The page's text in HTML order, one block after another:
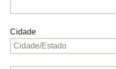
Cidade